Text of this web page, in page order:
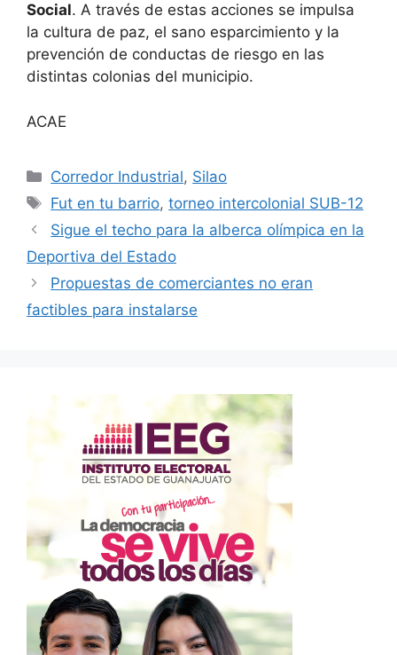
Social. A través de estas acciones se impulsa
la cultura de paz, el sano esparcimiento y la
prevención de conductas de riesgo en las
distintas colonias del municipio.
ACAE
Categorías
Corredor Industrial, Silao
Etiquetas
Fut en tu barrio,torneo intercolonial SUB-12
Sigue el techo para la alberca olímpica en la
Deportiva del Estado
Propuestas de comerciantes no eran
factibles para instalarse